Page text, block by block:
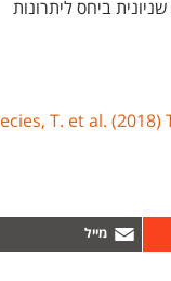
ביחס ליתרונות
T. et al.